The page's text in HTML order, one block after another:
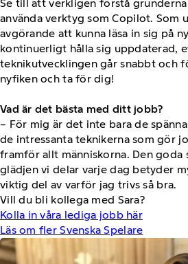
Se till att verkligen förstå
använda verktyg som Copilot. Som
avgörande att kunna läsa in sig på
kontinuerligt hålla sig uppdaterad,
teknikutvecklingen går snabbt och
nyfiken och ta för dig!
Vad är det bästa med ditt jobb?
– För mig är det inte bara de
de intressanta teknikerna som gör
framför allt människorna. Den goda
glädjen vi delar varje dag betyder
viktig del av varför jag trivs så bra.
Vill du bli kollega med Sara?
Kolla in våra lediga jobb här
Läs om fler Svenska Spelare